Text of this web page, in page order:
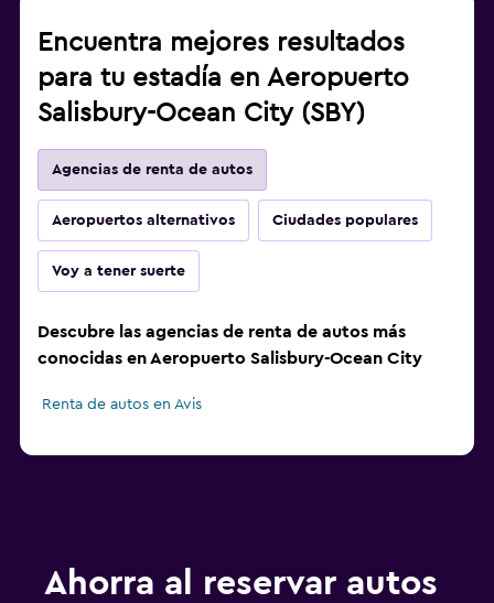
Encuentra mejores resultados
para tu estadía en Aeropuerto
Salisbury-Ocean City (SBY)
Agencias de renta de autos
Aeropuertos alternativos Ciudades populares
Voy a tener suerte
Descubre las agencias de renta de autos más
conocidas en Aeropuerto Salisbury-Ocean City
Renta de autos en Avis
Ahorra al reservar autos